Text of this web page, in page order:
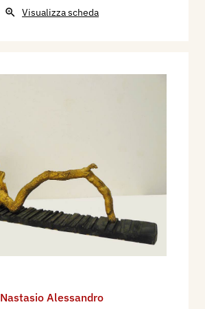
Visualizza scheda
Nastasio Alessandro